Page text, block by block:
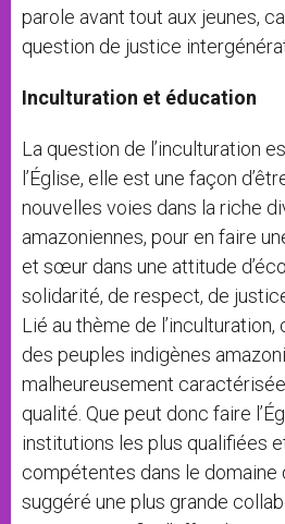
parole avant tout aux jeunes,
question de justice
Inculturation et éducation
La question de l’inculturation
l’Église, elle est une façon
nouvelles voies dans la riche
amazoniennes, pour en faire
et sœur dans une attitude
solidarité, de respect, de
Lié au thème de l’inculturation,
des peuples indigènes
malheureusement
qualité. Que peut donc faire
institutions les plus qualifiées
compétentes dans le domaine
suggéré une plus grande